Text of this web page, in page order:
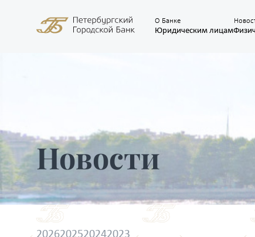
О Банке
Юридическим лицам
Новости
2026202520242023